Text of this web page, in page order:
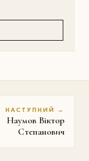
НАСТУПНИЙ →
Наумов Віктор
Степанович